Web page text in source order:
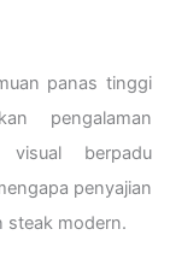
panas tinggi
pengalaman
berpadu
penyajian
steak modern.